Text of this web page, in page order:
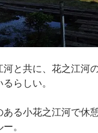
河と共に、花之江河
らしい。
る小花之江河で休
。